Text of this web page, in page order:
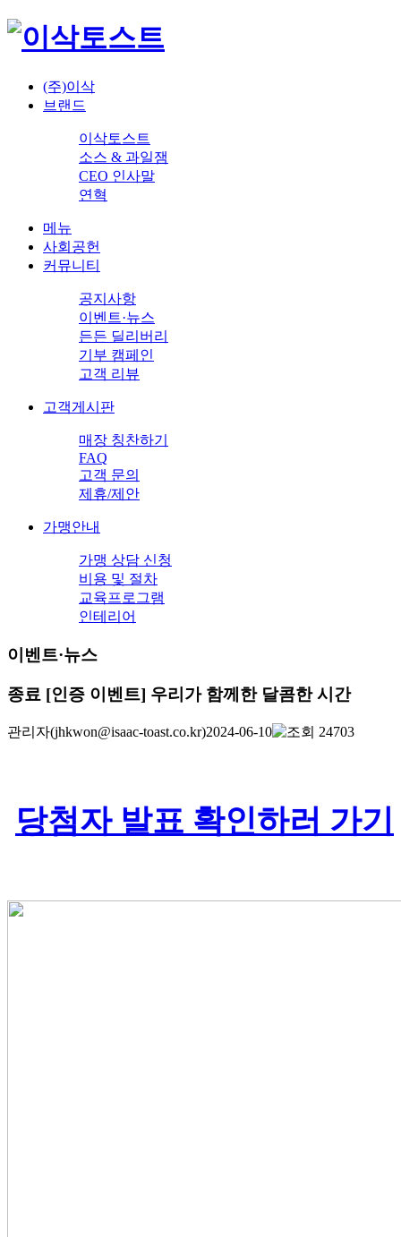
(주)이삭
브랜드
이삭토스트
소스 & 과일잼
CEO 인사말
연혁
메뉴
사회공헌
커뮤니티
공지사항
이벤트·뉴스
든든 딜리버리
기부 캠페인
고객 리뷰
고객게시판
매장 칭찬하기
FAQ
고객 문의
제휴/제안
가맹안내
가맹 상담 신청
비용 및 절차
교육프로그램
인테리어
이벤트·뉴스
종료 [인증 이벤트] 우리가 함께한 달콤한 시간
관리자(jhkwon@isaac-toast.co.kr)2024-06-10 24703
당첨자 발표 확인하러 가기